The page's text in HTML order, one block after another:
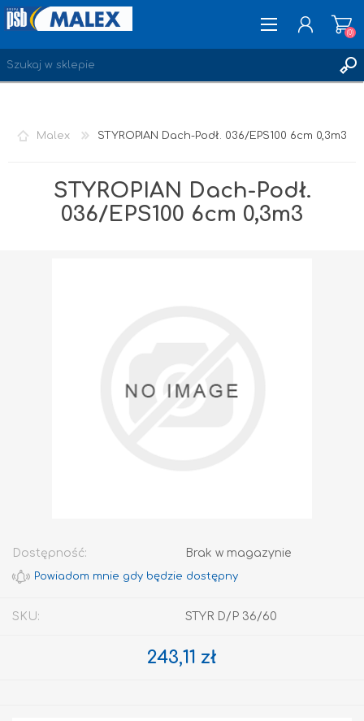
ZAREJESTRUJ SIĘ
(0)
Malex STYROPIAN Dach-Podł. 036/EPS100 6cm 0,3m3
STYROPIAN Dach-Podł.
036/EPS100 6cm 0,3m3
Dostępność: Brak w magazynie
SKU: STYR D/P 36/60
243,11 zł